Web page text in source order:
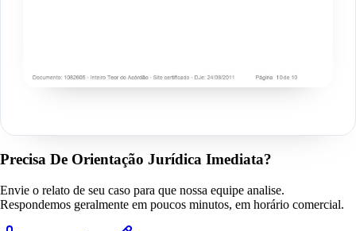
Precisa De Orientação Jurídica Imediata?
Envie o relato de seu caso para que nossa equipe analise.
Respondemos geralmente em poucos minutos, em horário comercial.